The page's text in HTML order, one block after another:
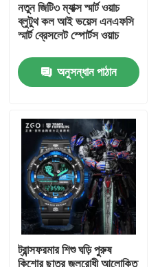
কারখানা পরিদর্শন
গুণমান নিয়ন্ত্রণ
আমাদের সাথে যোগাযোগ
একটি উদ্ধৃতি অনুরোধ করুন
যান্ত্রিক পাঁজরের ঘড়ি
পুরুষদের কোয়ার্টজ কব্জি ঘড়ি
নতুন জিটি৩ ম্যাক্স স্মার্ট ওয়াচ
ব্লুটুথ কল আই ভয়েস এনএফসি
স্মার্ট ব্রেসলেট স্পোর্টস ওয়াচ
অনুসন্ধান পাঠান
ট্রান্সফরমার শিশু ঘড়ি পুরুষ
কিশোর ছাত্র জলরোধী আলোকিত